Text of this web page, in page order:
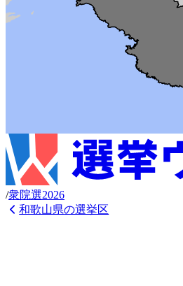
/衆院選2026
和歌山県の選挙区